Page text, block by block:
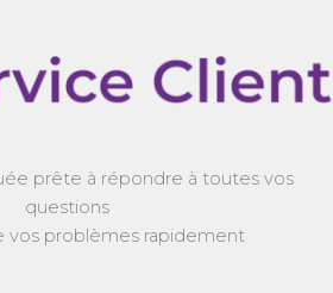
prête à répondre à toutes vos
questions
vos problèmes rapidement